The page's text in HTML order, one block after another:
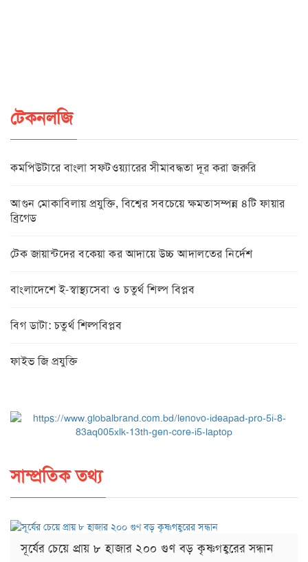
টেকনলজি
কমপিউটারে বাংলা সফটওয়্যারের সীমাবদ্ধতা দূর করা জরুরি
আগুন মোকাবিলায় প্রযুক্তি, বিশ্বের সবচেয়ে ক্ষমতাসম্পন্ন ৪টি ফায়ার
ব্রিগেড
টেক জায়ান্টদের বকেয়া কর আদায়ে উচ্চ আদালতের নির্দেশ
বাংলাদেশে ই-স্বাস্থ্যসেবা ও চতুর্থ শিল্প বিপ্লব
বিগ ডাটা: চতুর্থ শিল্পবিপ্লব
ফাইভ জি প্রযুক্তি
সাম্প্রতিক তথ্য
সূর্যের চেয়ে প্রায় ৮ হাজার ২০০ গুণ বড় কৃষ্ণগহ্বরের সন্ধান